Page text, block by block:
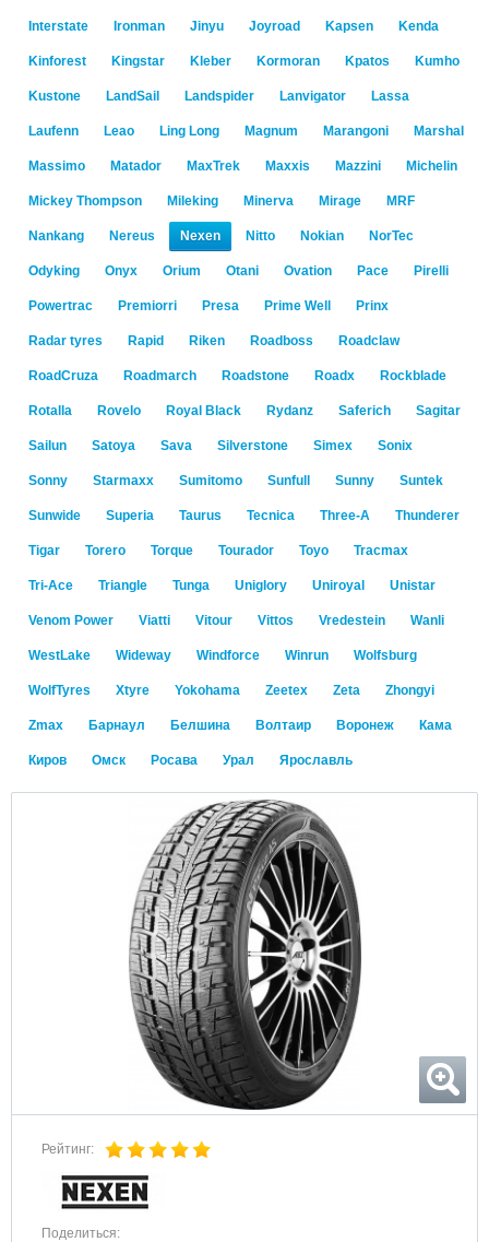
Interstate Ironman Jinyu Joyroad Kapsen Kenda
Kinforest Kingstar Kleber Kormoran Kpatos Kumho
Kustone LandSail Landspider Lanvigator Lassa
Laufenn Leao Ling Long Magnum Marangoni Marshal
Massimo Matador MaxTrek Maxxis Mazzini Michelin
Mickey Thompson Mileking Minerva Mirage MRF
Nankang Nereus Nexen Nitto Nokian NorTec
Odyking Onyx Orium Otani Ovation Pace Pirelli
Powertrac Premiorri Presa Prime Well Prinx
Radar tyres Rapid Riken Roadboss Roadclaw
RoadCruza Roadmarch Roadstone Roadx Rockblade
Rotalla Rovelo Royal Black Rydanz Saferich Sagitar
Sailun Satoya Sava Silverstone Simex Sonix
Sonny Starmaxx Sumitomo Sunfull Sunny Suntek
Sunwide Superia Taurus Tecnica Three-A Thunderer
Tigar Torero Torque Tourador Toyo Tracmax
Tri-Ace Triangle Tunga Uniglory Uniroyal Unistar
Venom Power Viatti Vitour Vittos Vredestein Wanli
WestLake Wideway Windforce Winrun Wolfsburg
WolfTyres Xtyre Yokohama Zeetex Zeta Zhongyi
Zmax Барнаул Белшина Волтаир Воронеж Кама
Киров Омск Росава Урал Ярославль
Рейтинг:
Поделиться: